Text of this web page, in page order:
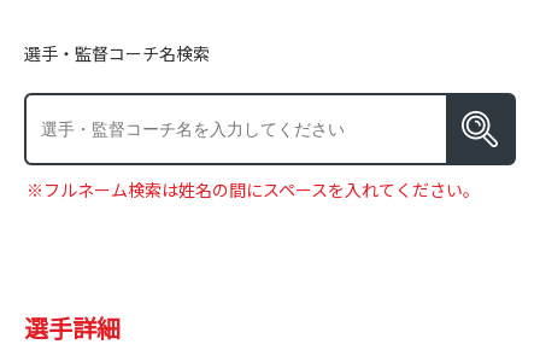
選手・監督コーチ名検索
※フルネーム検索は姓名の間にスペースを入れてください。
選手詳細